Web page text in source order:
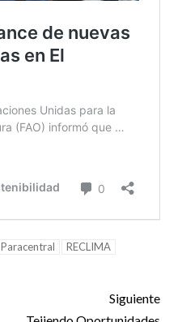
Paracentral
RECLIMA
Siguiente